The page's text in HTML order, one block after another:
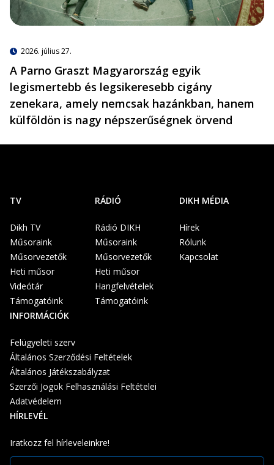
2026. július 27.
A Parno Graszt Magyarország egyik
legismertebb és legsikeresebb cigány
zenekara, amely nemcsak hazánkban, hanem
külföldön is nagy népszerűségnek örvend
TV
Dikh TV
Műsoraink
Műsorvezetők
Heti műsor
Videótár
Támogatóink
RÁDIÓ
Rádió DIKH
Műsoraink
Műsorvezetők
Heti műsor
Hangfelvételek
Támogatóink
DIKH MÉDIA
Hírek
Rólunk
Kapcsolat
INFORMÁCIÓK
Felügyeleti szerv
Általános Szerződési Feltételek
Általános Játékszabályzat
Szerzői Jogok Felhasználási Feltételei
Adatvédelem
HÍRLEVÉL
Iratkozz fel hírleveleinkre!